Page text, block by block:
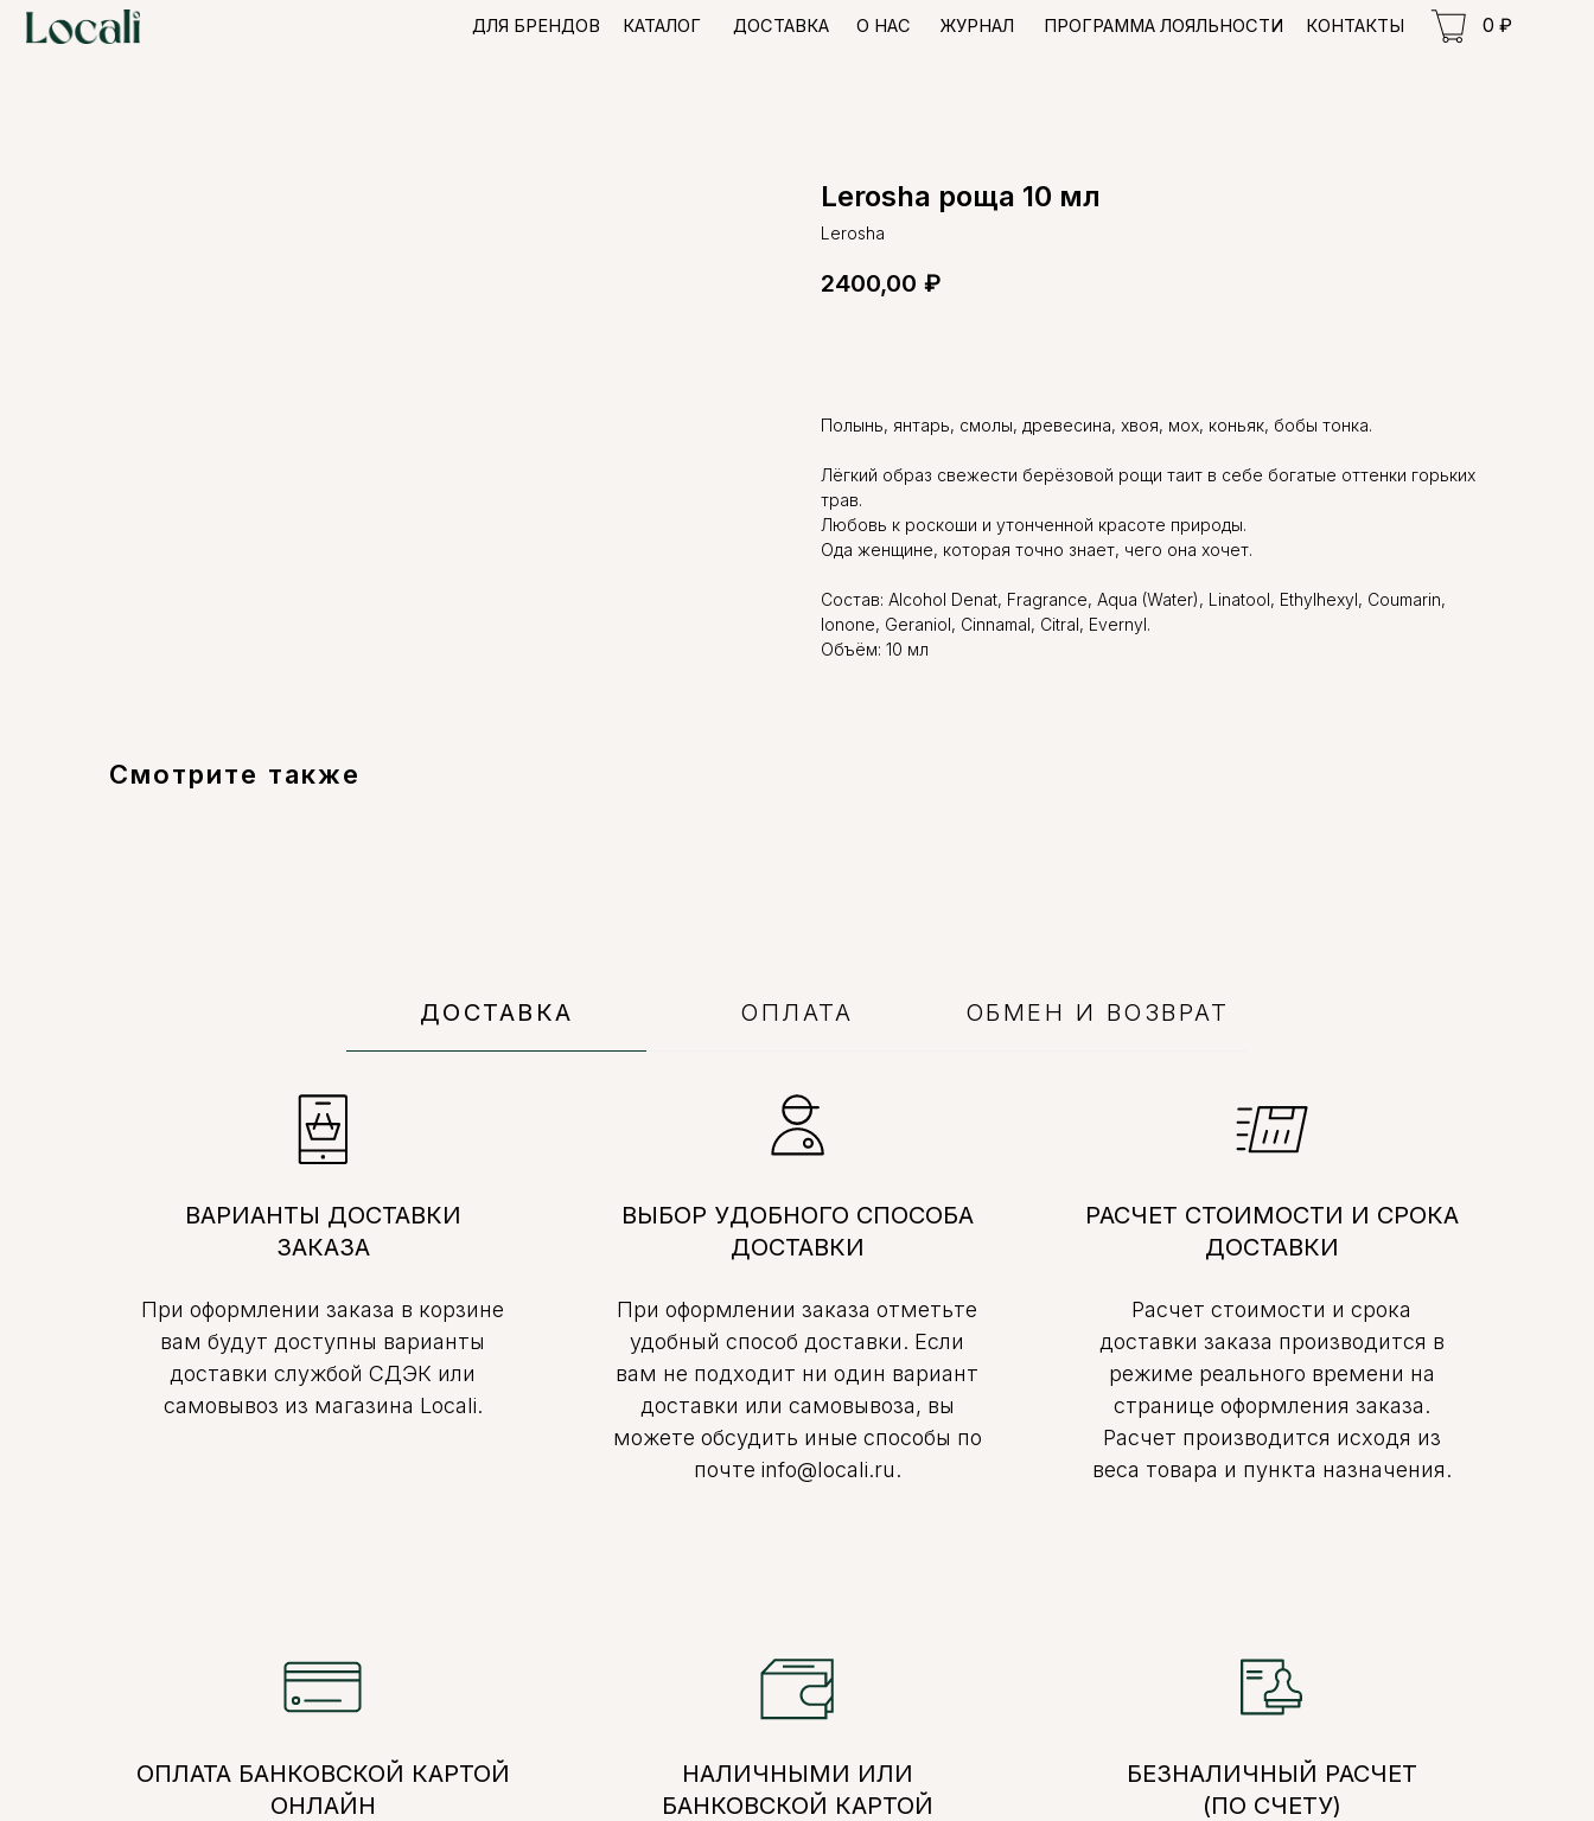
КАТАЛОГ ДОСТАВКА
ДЛЯ БРЕНДОВ О НАС ЖУРНАЛ ПРОГРАММА ЛОЯЛЬНОСТИ КОНТАКТЫ 0 ₽
Lerosha роща 10 мл
Lerosha
2400,00 ₽
Полынь, янтарь, смолы, древесина, хвоя, мох, коньяк, бобы тонка.
Лёгкий образ свежести берёзовой рощи таит в себе богатые оттенки горьких
трав.
Любовь к роскоши и утонченной красоте природы.
Ода женщине, которая точно знает, чего она хочет.
Состав: Alcohol Denat, Fragrance, Aqua (Water), Linatool, Ethylhexyl, Coumarin,
Ionone, Geraniol, Cinnamal, Citral, Evernyl.
Объём: 10 мл
Смотрите также
ДОСТАВКА ОПЛАТА ОБМЕН И ВОЗВРАТ
ВАРИАНТЫ ДОСТАВКИ
ЗАКАЗА
При оформлении заказа в корзине
вам будут доступны варианты
доставки службой СДЭК или
самовывоз из магазина Locali.
ВЫБОР УДОБНОГО СПОСОБА
ДОСТАВКИ
При оформлении заказа отметьте
удобный способ доставки. Если
вам не подходит ни один вариант
доставки или самовывоза, вы
можете обсудить иные способы по
почте info@locali.ru.
РАСЧЕТ СТОИМОСТИ И СРОКА
ДОСТАВКИ
Расчет стоимости и срока
доставки заказа производится в
режиме реального времени на
странице оформления заказа.
Расчет производится исходя из
веса товара и пункта назначения.
ОПЛАТА БАНКОВСКОЙ КАРТОЙ
ОНЛАЙН
НАЛИЧНЫМИ ИЛИ
БАНКОВСКОЙ КАРТОЙ
БЕЗНАЛИЧНЫЙ РАСЧЕТ
(ПО СЧЕТУ)